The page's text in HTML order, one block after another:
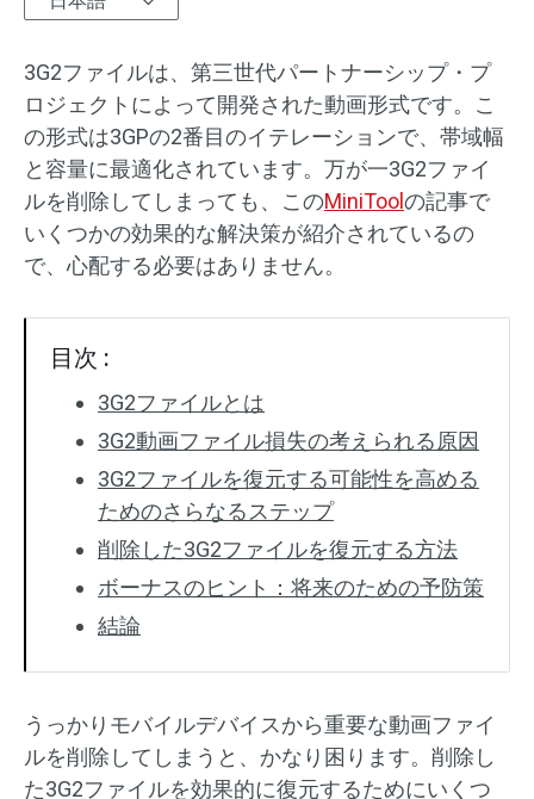
3G2ファイルは、第三世代パートナーシップ・プ
ロジェクトによって開発された動画形式です。こ
の形式は3GPの2番目のイテレーションで、帯域幅
と容量に最適化されています。万が一3G2ファイ
ルを削除してしまっても、このMiniToolの記事で
いくつかの効果的な解決策が紹介されているの
で、心配する必要はありません。
目次 :
3G2ファイルとは
3G2動画ファイル損失の考えられる原因
3G2ファイルを復元する可能性を高める
ためのさらなるステップ
削除した3G2ファイルを復元する方法
ボーナスのヒント：将来のための予防策
結論
うっかりモバイルデバイスから重要な動画ファイ
ルを削除してしまうと、かなり困ります。削除し
た3G2ファイルを効果的に復元するためにいくつ